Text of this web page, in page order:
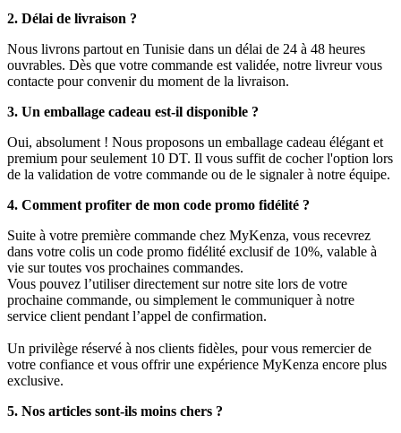
2. Délai de livraison ?
Nous livrons partout en Tunisie dans un délai de 24 à 48 heures
ouvrables. Dès que votre commande est validée, notre livreur vous
contacte pour convenir du moment de la livraison.
3. Un emballage cadeau est-il disponible ?
Oui, absolument ! Nous proposons un emballage cadeau élégant et
premium pour seulement 10 DT. Il vous suffit de cocher l'option lors
de la validation de votre commande ou de le signaler à notre équipe.
4. Comment profiter de mon code promo fidélité ?
Suite à votre première commande chez MyKenza, vous recevrez
dans votre colis un code promo fidélité exclusif de 10%, valable à
vie sur toutes vos prochaines commandes.
Vous pouvez l’utiliser directement sur notre site lors de votre
prochaine commande, ou simplement le communiquer à notre
service client pendant l’appel de confirmation.
Un privilège réservé à nos clients fidèles, pour vous remercier de
votre confiance et vous offrir une expérience MyKenza encore plus
exclusive.
5. Nos articles sont-ils moins chers ?